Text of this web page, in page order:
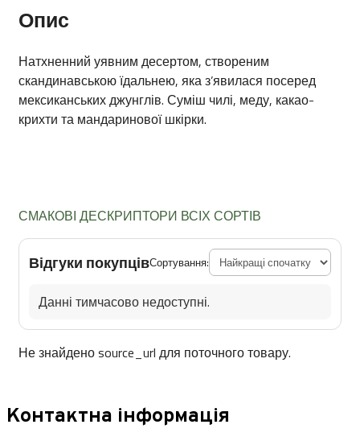
Опис
Натхненний уявним десертом, створеним
скандинавською їдальнею, яка з’явилася посеред
мексиканських джунглів. Суміш чилі, меду, какао-
крихти та мандаринової шкірки.
СМАКОВІ ДЕСКРИПТОРИ ВСІХ СОРТІВ
Відгуки покупцівСортування:
Данні тимчасово недоступні.
Не знайдено source_url для поточного товару.
Контактна інформація